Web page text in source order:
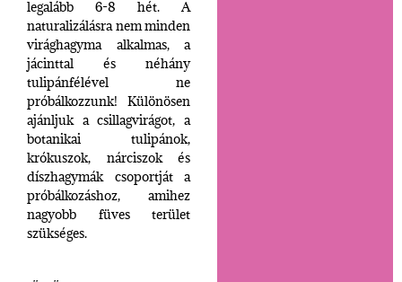
legalább 6-8 hét. A
naturalizálásra nem minden
virághagyma alkalmas, a
jácinttal és néhány
tulipánfélével ne
próbálkozzunk! Különösen
ajánljuk a csillagvirágot, a
botanikai tulipánok,
krókuszok, nárciszok és
díszhagymák csoportját a
próbálkozáshoz, amihez
nagyobb füves terület
szükséges.